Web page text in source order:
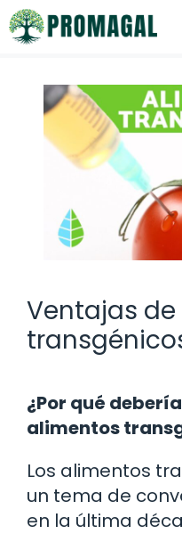
Saltar
al
Ventajas
¿Por qué
alimentos
Los alimentos
un tema de
en la última